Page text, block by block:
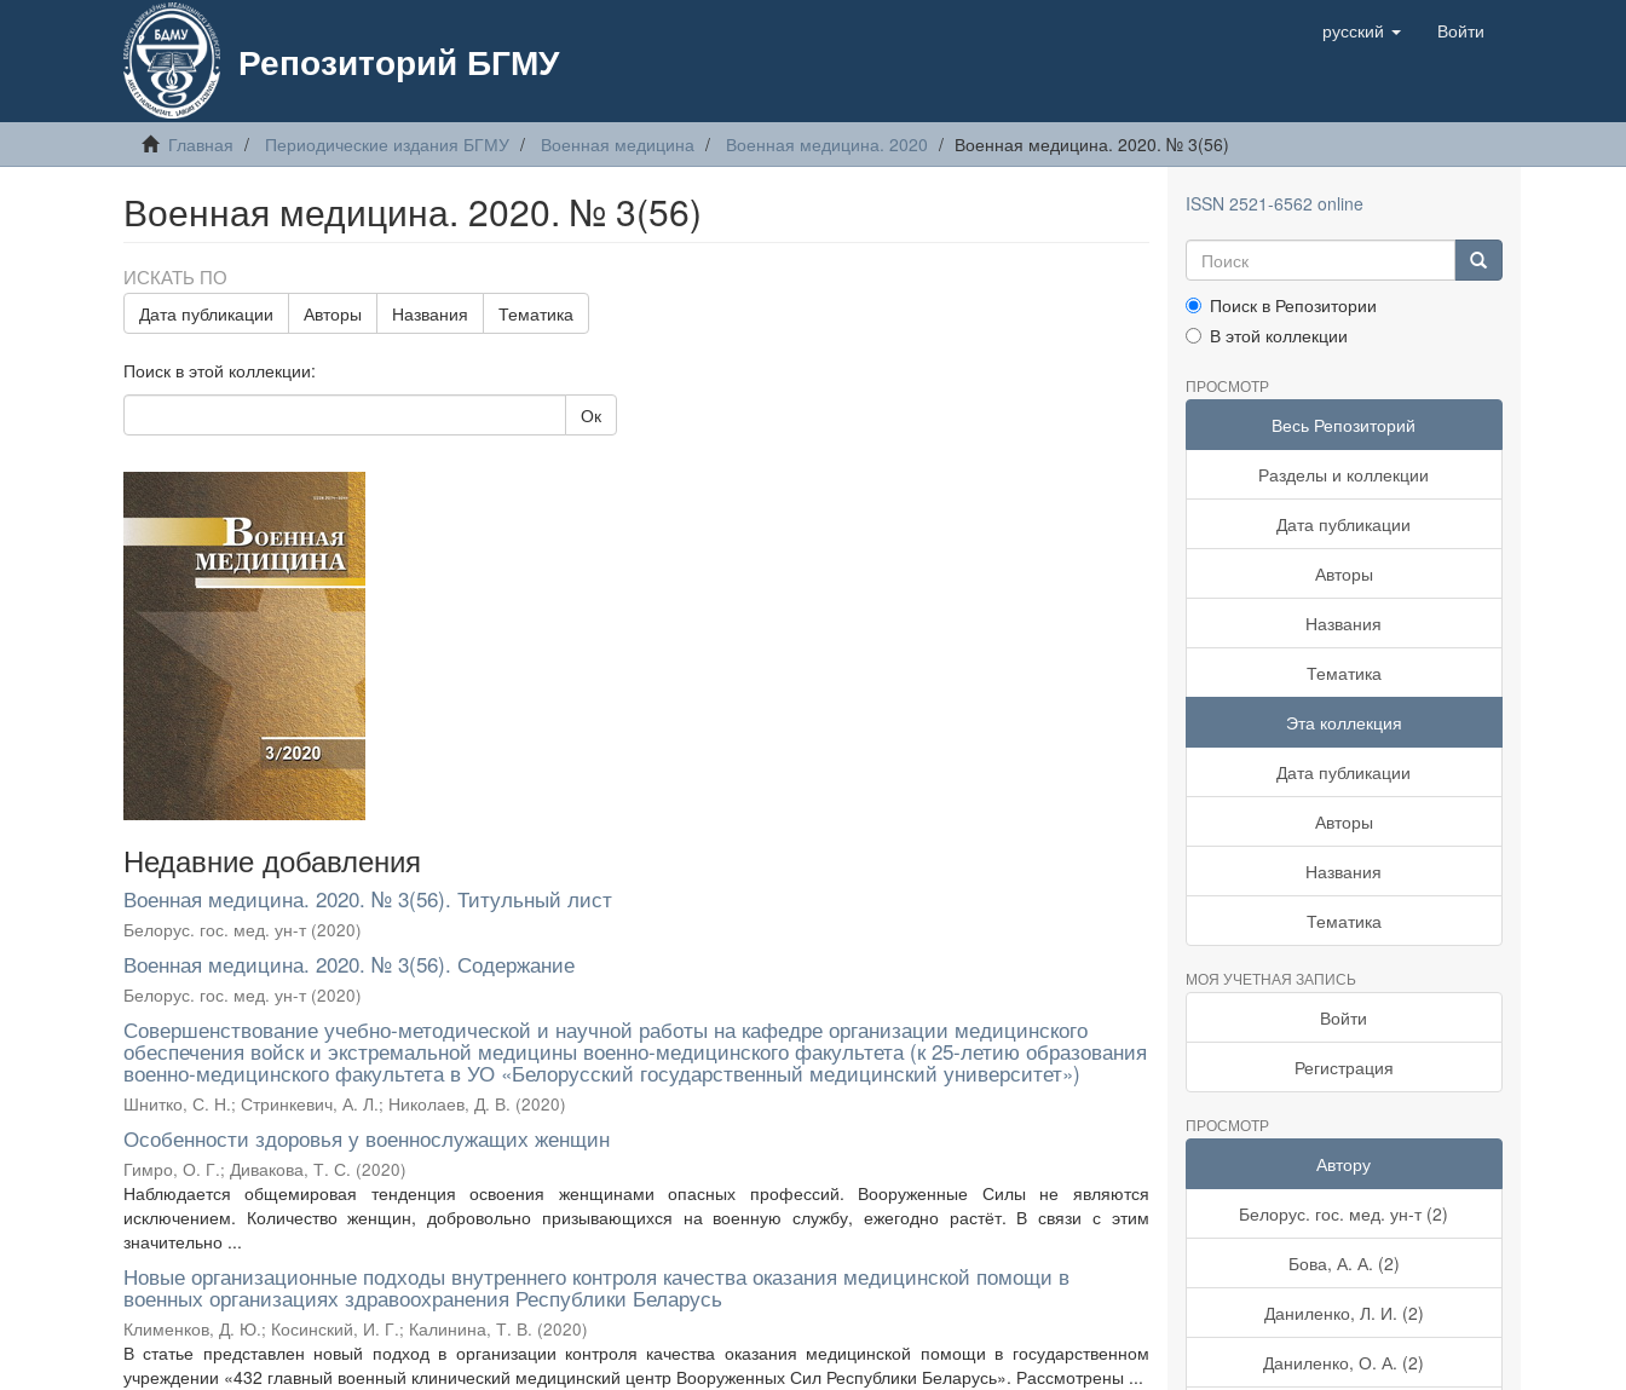
Репозиторий БГМУ
русский Войти
Главная Периодические издания БГМУ Военная медицина Военная медицина. 2020 Военная медицина. 2020. № 3(56)
Военная медицина. 2020. № 3(56)
ИСКАТЬ ПО
Дата публикации Авторы Названия Тематика
Поиск в этой коллекции:
Ок
Недавние добавления
Военная медицина. 2020. № 3(56). Титульный лист
Белорус. гос. мед. ун-т (2020)
Военная медицина. 2020. № 3(56). Содержание
Белорус. гос. мед. ун-т (2020)
Совершенствование учебно-методической и научной работы на кафедре организации медицинского
обеспечения войск и экстремальной медицины военно-медицинского факультета (к 25-летию образования
военно-медицинского факультета в УО «Белорусский государственный медицинский университет»)
Шнитко, С. Н.; Стринкевич, А. Л.; Николаев, Д. В. (2020)
Особенности здоровья у военнослужащих женщин
Гимро, О. Г.; Дивакова, Т. С. (2020)
Наблюдается общемировая тенденция освоения женщинами опасных профессий. Вооруженные Силы не являются
исключением. Количество женщин, добровольно призывающихся на военную службу, ежегодно растёт. В связи с этим
значительно ...
Новые организационные подходы внутреннего контроля качества оказания медицинской помощи в
военных организациях здравоохранения Республики Беларусь
Клименков, Д. Ю.; Косинский, И. Г.; Калинина, Т. В. (2020)
В статье представлен новый подход в организации контроля качества оказания медицинской помощи в государственном
учреждении «432 главный военный клинический медицинский центр Вооруженных Сил Республики Беларусь». Рассмотрены ...
ISSN 2521-6562 online
Поиск в Репозитории
В этой коллекции
ПРОСМОТР
Весь Репозиторий
Разделы и коллекции
Дата публикации
Авторы
Названия
Тематика
Эта коллекция
Дата публикации
Авторы
Названия
Тематика
МОЯ УЧЕТНАЯ ЗАПИСЬ
Войти
Регистрация
ПРОСМОТР
Автору
Белорус. гос. мед. ун-т (2)
Бова, А. А. (2)
Даниленко, Л. И. (2)
Даниленко, О. А. (2)